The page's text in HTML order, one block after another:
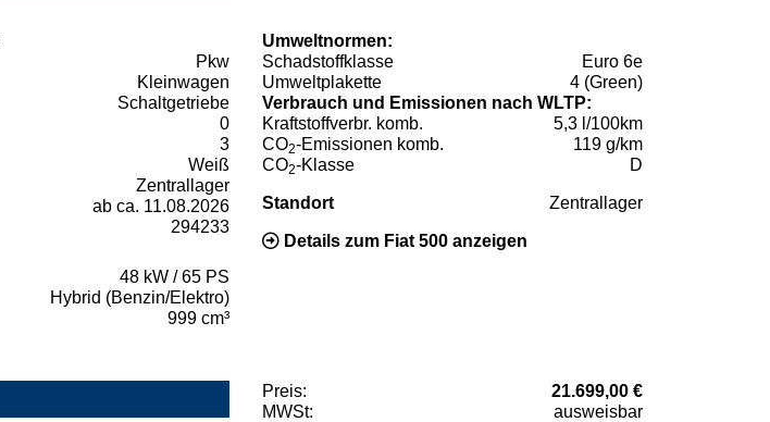
Pkw
Kleinwagen
Schaltgetriebe
0
3
Weiß
Zentrallager
ab ca. 11.08.2026
294233
48 kW / 65 PS
Hybrid (Benzin/Elektro)
999 cm³
Umweltnormen:
Schadstoffklasse
Euro 6e
Umweltplakette
4 (Green)
Verbrauch und Emissionen nach WLTP:
Kraftstoffverbr. komb.
5,3 l/100km
CO2-Emissionen komb.
119 g/km
CO2-Klasse D
Standort Zentrallager
Details zum Fiat 500 anzeigen
Preis:
21.699,00 €
MWSt:
ausweisbar